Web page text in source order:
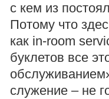
с кем из
Потому что
как in-room
буклетов все
служение – не